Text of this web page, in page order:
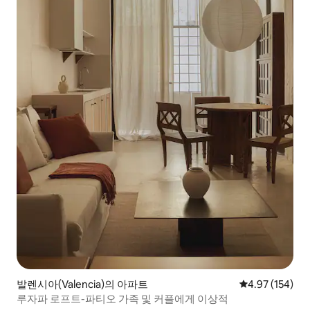
발렌시아(Valencia)의 아파트 평점 4.97점(5
4.97 (154)
루자파 로프트-파티오 가족 및 커플에게 이상적